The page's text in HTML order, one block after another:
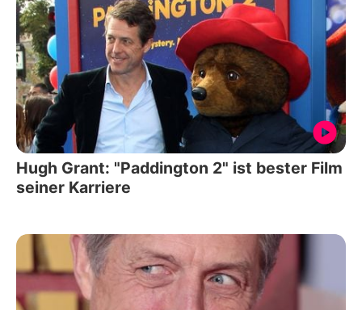
Hugh Grant: "Paddington 2" ist bester Film
seiner Karriere